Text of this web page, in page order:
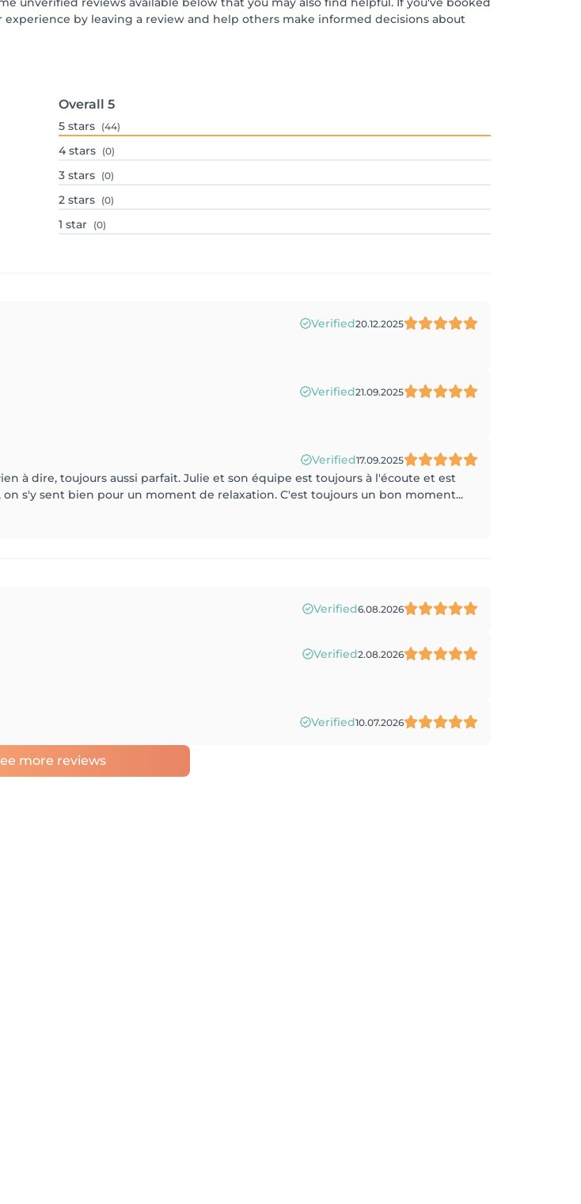
by leaving a review and help others make informed decisions about
Overall 5
5 stars (44)
4 stars (0)
3 stars (0)
2 stars (0)
1 star (0)
Verified20.12.2025
Verified21.09.2025
Verified17.09.2025
à dire, toujours aussi parfait. Julie et son équipe est toujours à l'écoute et est
s'y sent bien pour un moment de relaxation. C'est toujours un bon moment...
Verified6.08.2026
Verified2.08.2026
Verified10.07.2026
more reviews